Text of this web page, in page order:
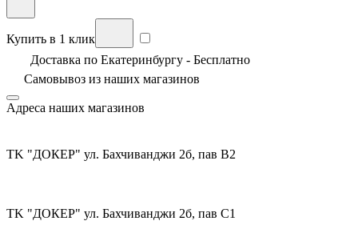
Купить в 1 клик
Доставка по Екатеринбургу - Бесплатно
Самовывоз из наших магазинов
Адреса наших магазинов
TK "ДОКЕР" ул. Бахчиванджи 2б, пав В2
TK "ДОКЕР" ул. Бахчиванджи 2б, пав С1